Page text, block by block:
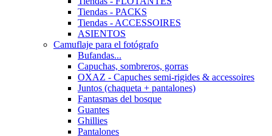
Tiendas - PACKS
Tiendas - ACCESSOIRES
ASIENTOS
Camuflaje para el fotógrafo
Bufandas...
Capuchas, sombreros, gorras
OXAZ - Capuches semi-rigides & accessoires
Juntos (chaqueta + pantalones)
Fantasmas del bosque
Guantes
Ghillies
Pantalones